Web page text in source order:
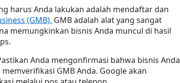
harus Anda lakukan adalah mendaftar dan
(GMB). GMB adalah alat yang sangat
memungkinkan bisnis Anda muncul di hasil
Anda mengonfirmasi bahwa bisnis Anda
GMB Anda. Google akan